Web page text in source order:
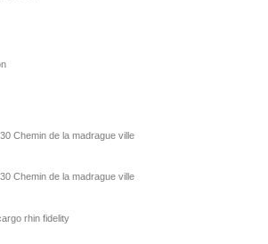
Chemin de la madrague ville
Chemin de la madrague ville
rhin fidelity